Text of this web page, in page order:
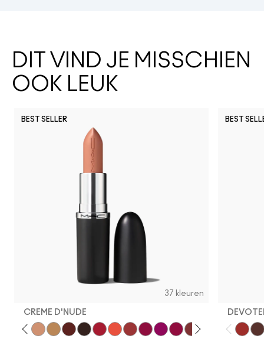
DIT VIND JE MISSCHIEN
OOK LEUK
BEST SELLER
37 kleuren
CREME D'NUDE
BEST